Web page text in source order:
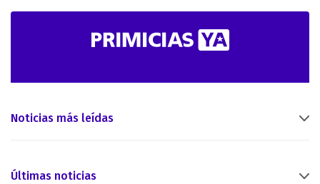
Noticias más leídas
Últimas noticias